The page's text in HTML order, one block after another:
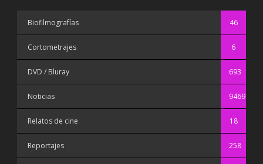
Biofilmografías 46
Cortometrajes 6
DVD / Bluray 693
Noticias 9469
Relatos de cine 18
Reportajes 258